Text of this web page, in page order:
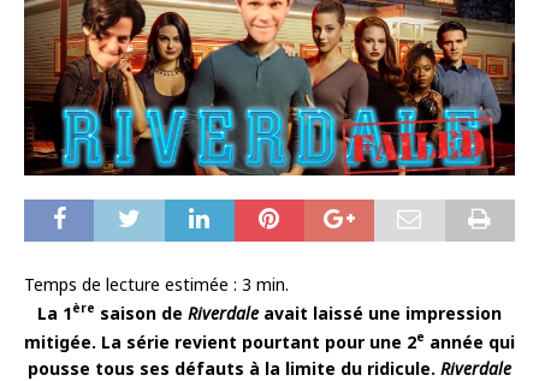
Temps de lecture estimée : 3 min.
La 1ère saison de Riverdale avait laissé une impression
mitigée. La série revient pourtant pour une 2e année qui
pousse tous ses défauts à la limite du ridicule. Riverdale